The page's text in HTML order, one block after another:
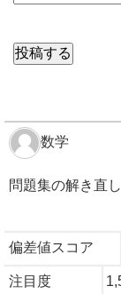
数学
問題集の解き直し
偏差値スコア
注目度